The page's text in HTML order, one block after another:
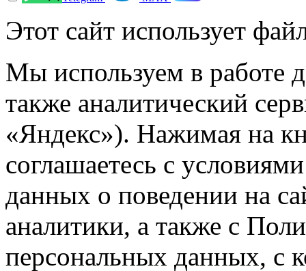
Этот сайт использует
Мы используем в работе
также аналитический
«Яндекс»). Нажимая на
соглашаетесь с
данных о поведении на
аналитики, а также с
персональных данных, с